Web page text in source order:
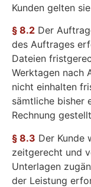
Kunden gelten
§ 8.2 Der
des Auftrages
Dateien
Werktagen nach
nicht einhalten
sämtliche bisher
Rechnung
§ 8.3 Der Kunde
zeitgerecht und
Unterlagen
der Leistung